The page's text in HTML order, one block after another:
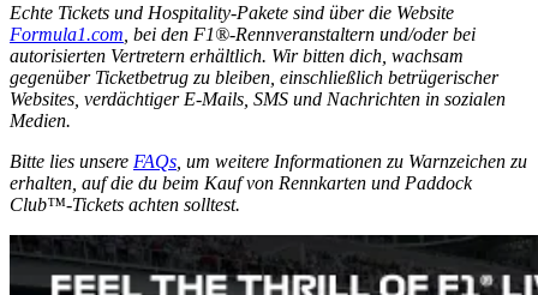
Echte Tickets und Hospitality-Pakete sind über die Website
Formula1.com , bei den F1®-Rennveranstaltern und/oder bei
autorisierten Vertretern erhältlich. Wir bitten dich, wachsam
gegenüber Ticketbetrug zu bleiben, einschließlich betrügerischer
Websites, verdächtiger E-Mails, SMS und Nachrichten in sozialen
Medien.
Bitte lies unsere FAQs , um weitere Informationen zu Warnzeichen zu
erhalten, auf die du beim Kauf von Rennkarten und Paddock
Club™-Tickets achten solltest.